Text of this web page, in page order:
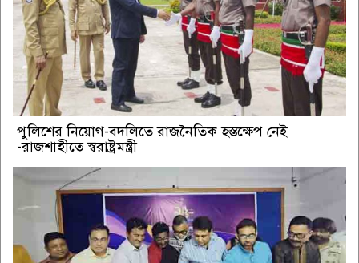
পুলিশের নিয়োগ-বদলিতে রাজনৈতিক হস্তক্ষেপ নেই
-রাজশাহীতে স্বরাষ্ট্রমন্ত্রী